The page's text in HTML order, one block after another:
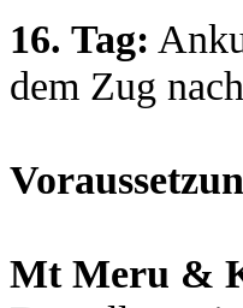
16. Tag:
dem Zug
Mt Meru &